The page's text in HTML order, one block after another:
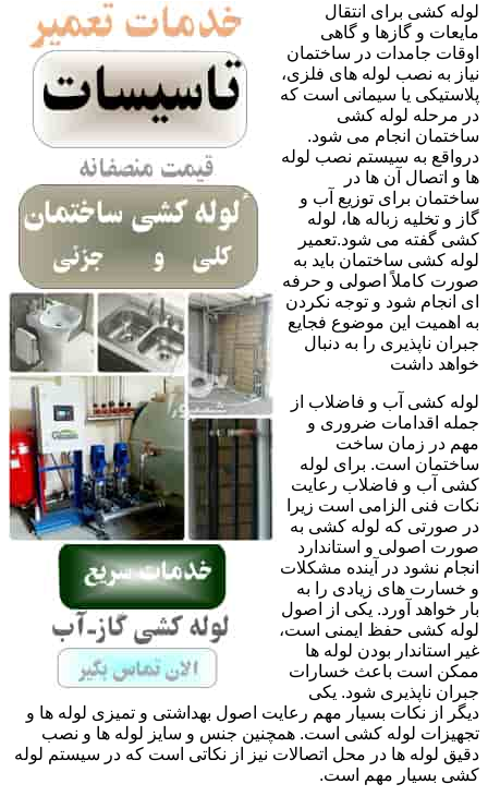
لوله کشی برای انتقال
مایعات و گازها و گاهی
اوقات جامدات در ساختمان
نیاز به نصب لوله های فلزی،
پلاستیکی یا سیمانی است که
در مرحله لوله کشی
ساختمان انجام می شود.
درواقع به سیستم نصب لوله
ها و اتصال آن ها در
ساختمان برای توزیع آب و
گاز و تخلیه زباله ها، لوله
کشی گفته می شود.تعمیر
لوله کشی ساختمان باید به
صورت کاملاً اصولی و حرفه
ای انجام شود و توجه نکردن
به اهمیت این موضوع فجایع
جبران ناپذیری را به دنبال
خواهد داشت
لوله کشی آب و فاضلاب از
جمله اقدامات ضروری و
مهم در زمان ساخت
ساختمان است. برای لوله
کشی آب و فاضلاب رعایت
نکات فنی الزامی است زیرا
در صورتی که لوله کشی به
صورت اصولی و استاندارد
انجام نشود در آینده مشکلات
و خسارت های زیادی را به
بار خواهد آورد. یکی از اصول
لوله کشی حفظ ایمنی است،
غیر استاندار بودن لوله ها
ممکن است باعث خسارات
جبران ناپذیری شود. یکی
دیگر از نکات بسیار مهم رعایت اصول بهداشتی و تمیزی لوله ها و
تجهیزات لوله کشی است. همچنین جنس و سایز لوله ها و نصب
دقیق لوله ها در محل اتصالات نیز از نکاتی است که در سیستم لوله
کشی بسیار مهم است.